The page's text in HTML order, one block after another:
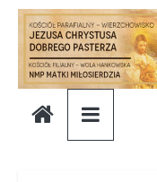
Skip
content
Parafia